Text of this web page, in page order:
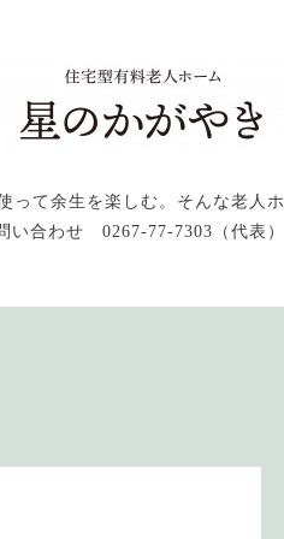
って余生を楽しむ。そんな老人ホ
い合わせ 0267-77-7303（代表）